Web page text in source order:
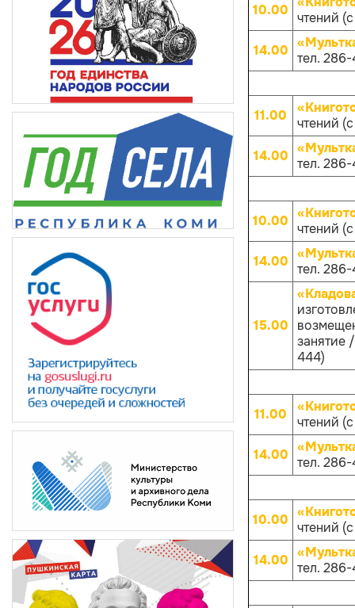
10.00 чтений
14.00 тел.
11.00
чтений
14.00 тел.
10.00 чтений
14.00 тел.
15.00
занятие
444)
11.00
чтений
14.00 тел.
10.00 чтений
14.00 тел.